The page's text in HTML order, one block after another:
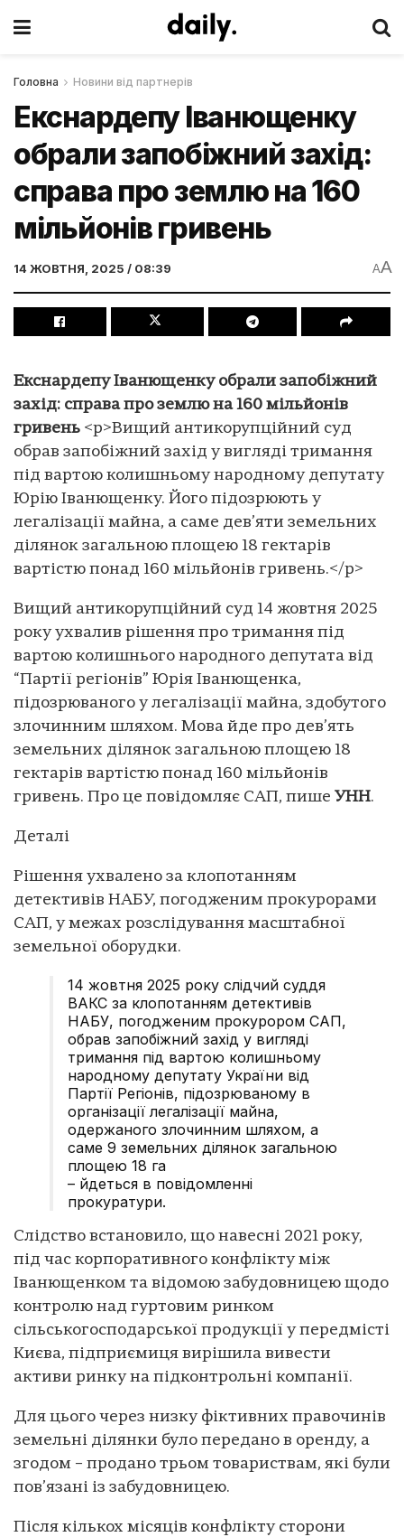
Головна Новини від партнерів
Екснардепу Іванющенку
обрали запобіжний захід:
справа про землю на 160
мільйонів гривень
14 ЖОВТНЯ, 2025 / 08:39 AA
Екснардепу Іванющенку обрали запобіжний
захід: справа про землю на 160 мільйонів
гривень <p>Вищий антикорупційний суд
обрав запобіжний захід у вигляді тримання
під вартою колишньому народному депутату
Юрію Іванющенку. Його підозрюють у
легалізації майна, а саме дев’яти земельних
ділянок загальною площею 18 гектарів
вартістю понад 160 мільйонів гривень.</p>
Вищий антикорупційний суд 14 жовтня 2025
року ухвалив рішення про тримання під
вартою колишнього народного депутата від
“Партії регіонів” Юрія Іванющенка,
підозрюваного у легалізації майна, здобутого
злочинним шляхом. Мова йде про дев’ять
земельних ділянок загальною площею 18
гектарів вартістю понад 160 мільйонів
гривень. Про це повідомляє САП, пише УНН.
Деталі
Рішення ухвалено за клопотанням
детективів НАБУ, погодженим прокурорами
САП, у межах розслідування масштабної
земельної оборудки.
14 жовтня 2025 року слідчий суддя
ВАКС за клопотанням детективів
НАБУ, погодженим прокурором САП,
обрав запобіжний захід у вигляді
тримання під вартою колишньому
народному депутату України від
Партії Регіонів, підозрюваному в
організації легалізації майна,
одержаного злочинним шляхом, а
саме 9 земельних ділянок загальною
площею 18 га
– йдеться в повідомленні
прокуратури.
Слідство встановило, що навесні 2021 року,
під час корпоративного конфлікту між
Іванющенком та відомою забудовницею щодо
контролю над гуртовим ринком
сільськогосподарської продукції у передмісті
Києва, підприємиця вирішила вивести
активи ринку на підконтрольні компанії.
Для цього через низку фіктивних правочинів
земельні ділянки було передано в оренду, а
згодом – продано трьом товариствам, які були
пов’язані із забудовницею.
Після кількох місяців конфлікту сторони